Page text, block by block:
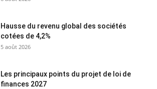
Hausse du revenu global des sociétés
cotées de 4,2%
5 août 2026
Les principaux points du projet de loi de
finances 2027